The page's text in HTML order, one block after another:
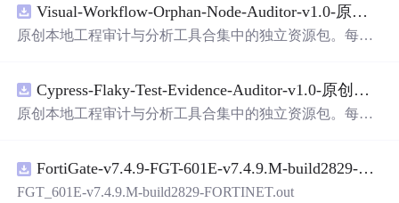
是一个非常方便和实用的工具，你一定会喜欢它的！ Visual-Workflow-Orphan-Node-Auditor-v1.0-原创源码与文档.zip
原创本地工程审计与分析工具合集中的独立资源包。每个
README、运行说明、功能清单、MIT License及原创与授
权声明。解压后进入project目录，执行npm test验证算法，
目源码、Logo、官方截图、论文、生产日志或其他受限素
材。适合前端开发、AI应用工程、测试审计和课程实践。
Cypress-Flaky-Test-Evidence-Auditor-v1.0-原创源码与文档.zip
原创本地工程审计与分析工具合集中的独立资源包。每个
README、运行说明、功能清单、MIT License及原创与授
权声明。解压后进入project目录，执行npm test验证算法，
FortiGate-v7.4.9-FGT-601E-v7.4.9.M-build2829-FORTINET.out
FGT_601E-v7.4.9.M-build2829-FORTINET.out